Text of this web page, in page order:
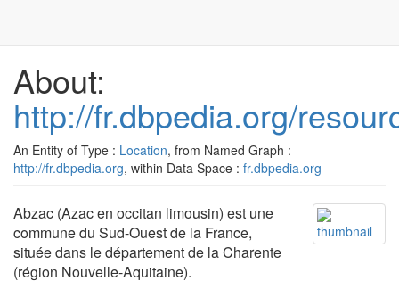
About:
http://fr.dbpedia.org/
An Entity of Type : Location, from Named Graph :
http://fr.dbpedia.org, within Data Space : fr.dbpedia.org
Abzac (Azac en occitan limousin) est une
commune du Sud-Ouest de la France,
située dans le département de la Charente
(région Nouvelle-Aquitaine).